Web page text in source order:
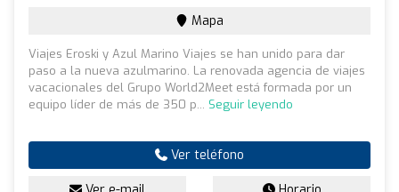
Mapa
Viajes Eroski y Azul Marino Viajes se han unido para dar
paso a la nueva azulmarino. La renovada agencia de viajes
vacacionales del Grupo World2Meet está formada por un
equipo líder de más de 350 p... Seguir leyendo
Ver teléfono